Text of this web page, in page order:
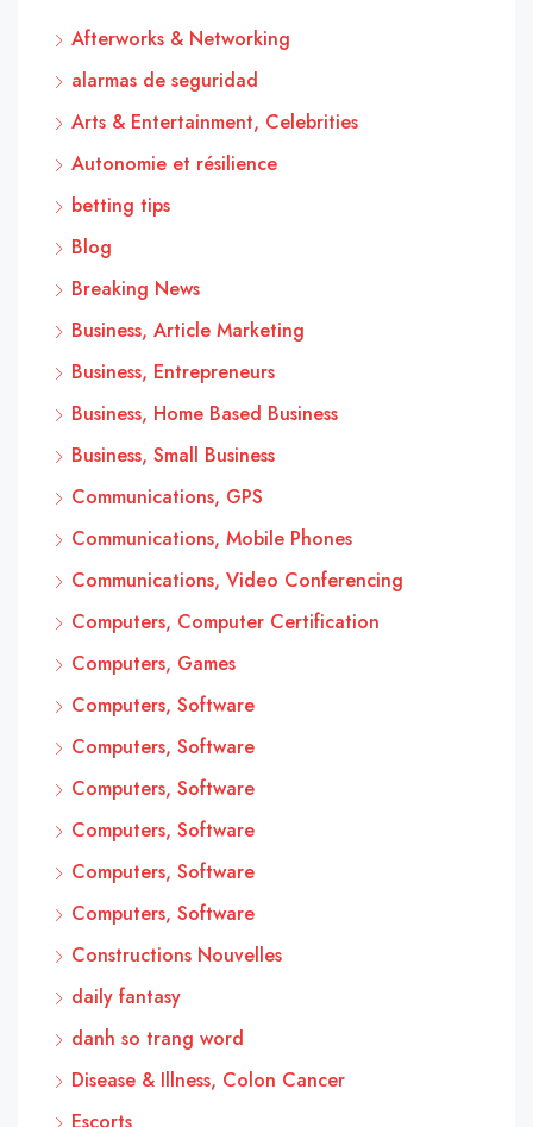
Afterworks & Networking
alarmas de seguridad
Arts & Entertainment, Celebrities
Autonomie et résilience
betting tips
Blog
Breaking News
Business, Article Marketing
Business, Entrepreneurs
Business, Home Based Business
Business, Small Business
Communications, GPS
Communications, Mobile Phones
Communications, Video Conferencing
Computers, Computer Certification
Computers, Games
Computers, Software
Computers, Software
Computers, Software
Computers, Software
Computers, Software
Computers, Software
Constructions Nouvelles
daily fantasy
danh so trang word
Disease & Illness, Colon Cancer
Escorts